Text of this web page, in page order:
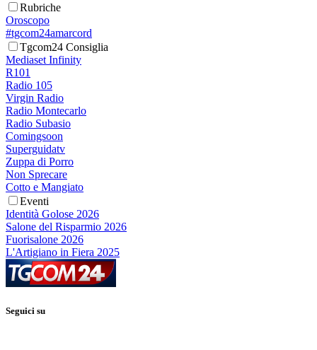
Rubriche
Oroscopo
#tgcom24amarcord
Tgcom24 Consiglia
Mediaset Infinity
R101
Radio 105
Virgin Radio
Radio Montecarlo
Radio Subasio
Comingsoon
Superguidatv
Zuppa di Porro
Non Sprecare
Cotto e Mangiato
Eventi
Identità Golose 2026
Salone del Risparmio 2026
Fuorisalone 2026
L'Artigiano in Fiera 2025
Seguici su